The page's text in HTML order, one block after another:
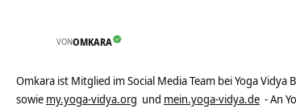
VONOMKARA
Omkara ist Mitglied im Social Media Team bei Yoga
sowie my.yoga-vidya.org und mein.yoga-vidya.de - An